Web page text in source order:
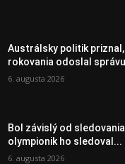
Austrálsky politik
rokovania odoslal správu
6. augusta 2026
Bol závislý od
olympionik ho sledoval...
6. augusta 2026